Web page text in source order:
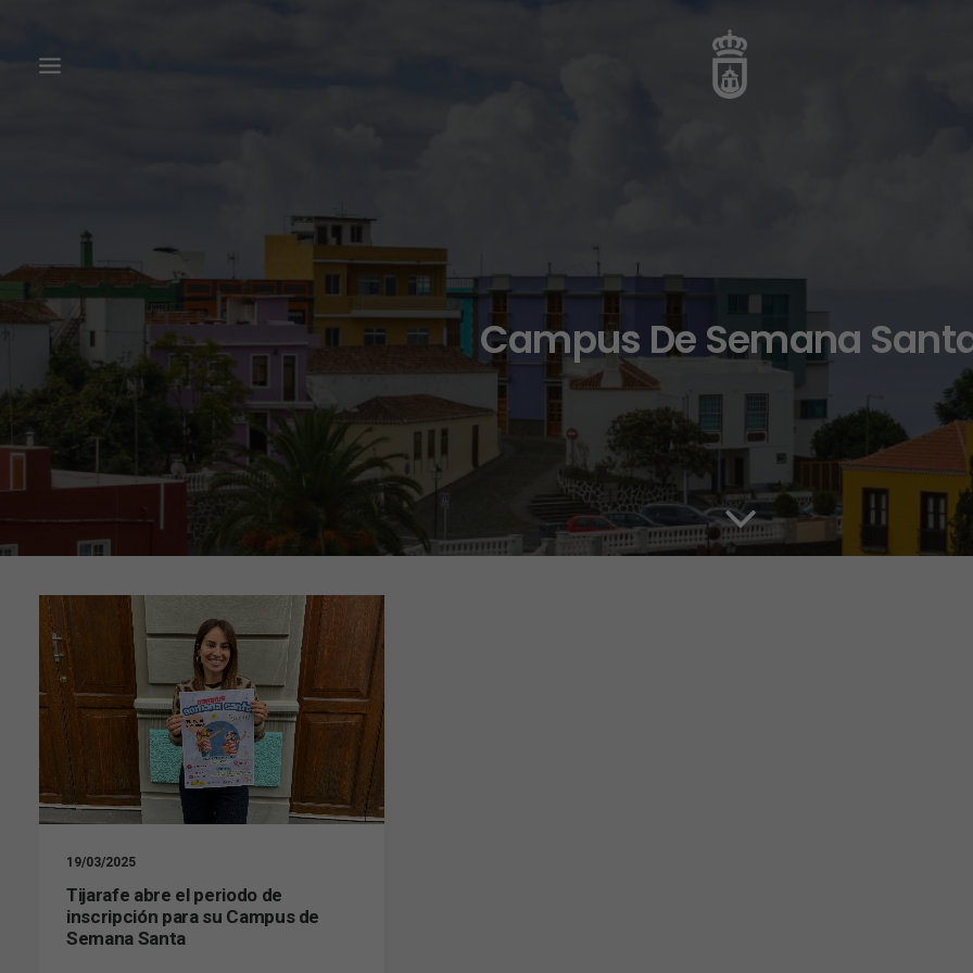
Campus De Semana
19/03/2025
Tijarafe abre el periodo de
inscripción para su Campus de
Semana Santa